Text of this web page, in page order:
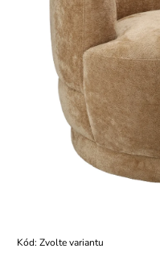
Kód: Zvolte variantu